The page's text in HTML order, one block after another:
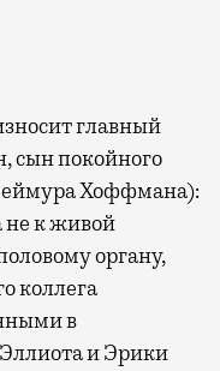
главный
сын покойного
Хоффмана):
не к живой
органу,
коллега
в
и Эрики